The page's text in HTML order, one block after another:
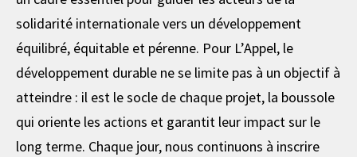
solidarité internationale vers un développement
équilibré, équitable et pérenne. Pour L’Appel, le
développement durable ne se limite pas à un objectif à
atteindre : il est le socle de chaque projet, la boussole
qui oriente les actions et garantit leur impact sur le
long terme. Chaque jour, nous continuons à inscrire